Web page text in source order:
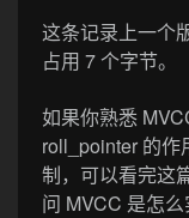
这条记录上一个
占用 7 个字节。
如果你熟悉
roll_pointer 的作
制，可以看完这
问 MVCC 是怎么